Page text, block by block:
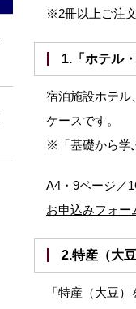
※2冊以上ご注
1.「ホテ
宿泊施設ホテル
ケースです。
※「基礎から学
A4・9ページ／
お申込みフォー
2.特産（
「特産（大豆